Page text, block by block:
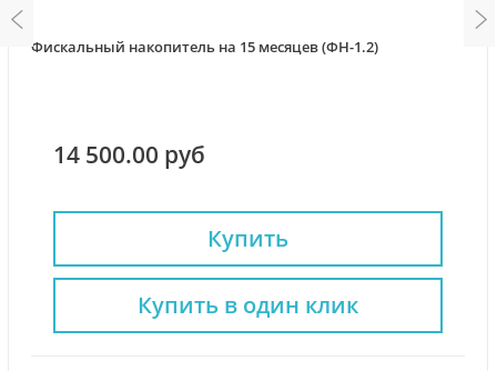
Фискальный накопитель на 15 месяцев (ФН-1.2)
14 500.00 руб
Купить
Купить в один клик